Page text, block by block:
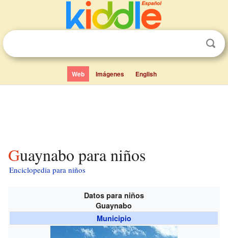
Web Imágenes English
Guaynabo para niños
Enciclopedia para niños
Datos para niños
Guaynabo
Municipio